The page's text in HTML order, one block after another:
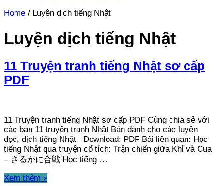
Home / Luyện dịch tiếng Nhật
Luyện dịch tiếng Nhật
11 Truyện tranh tiếng Nhật sơ cấp
PDF
11 Truyện tranh tiếng Nhật sơ cấp PDF Cùng chia sẻ với
các bạn 11 truyện tranh Nhật Bản dành cho các luyện
đọc, dịch tiếng Nhật. Download: PDF Bài liên quan: Học
tiếng Nhật qua truyện cổ tích: Trận chiến giữa Khỉ và Cua
– さるかに合戦 Học tiếng …
Xem thêm »